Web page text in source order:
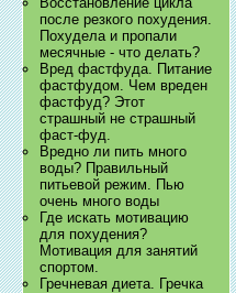
после резкого похудения.
Похудела и пропали
месячные - что делать?
Вред фастфуда. Питание
фастфудом. Чем вреден
фастфуд? Этот
страшный не страшный
фаст-фуд.
Вредно ли пить много
воды? Правильный
питьевой режим. Пью
очень много воды
Где искать мотивацию
для похудения?
Мотивация для занятий
спортом.
Гречневая диета. Гречка